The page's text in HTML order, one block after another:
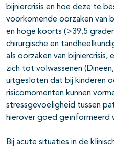
bijniercrisis en hoe deze te
voorkomende oorzaken van
en hoge koorts (>39,5
chirurgische en
als oorzaken van
zich tot volwassenen
uitgesloten dat bij kinderen
risicomomenten kunnen
stressgevoeligheid tussen
hierover goed geïnformeerd
Bij acute situaties in de